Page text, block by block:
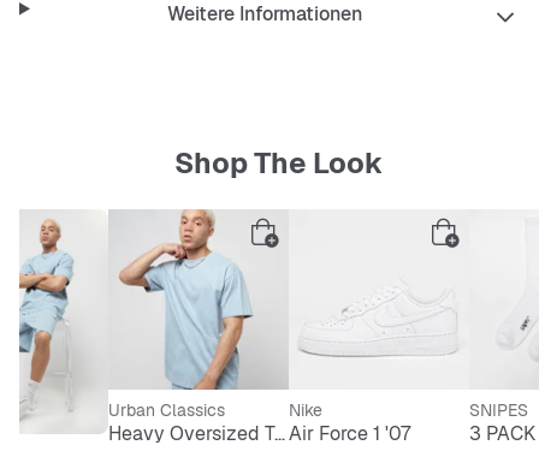
Material: 100% Baumwolle
Weitere Informationen
Shop The Look
Urban Classics
Heavy Oversized Tee
Nike
Air Force 1 '07
SNIPES
3